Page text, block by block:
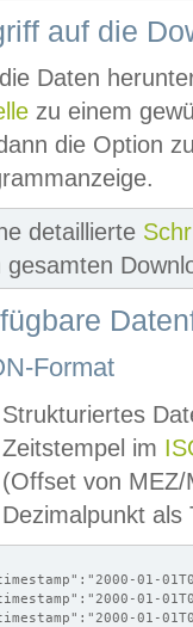
auf die
Daten
zu einem
die Option
detaillierte
gesamten
Format
Strukturiertes
Zeitstempel im
(Offset von MEZ/
Dezimalpunkt als
01-
01-
01-